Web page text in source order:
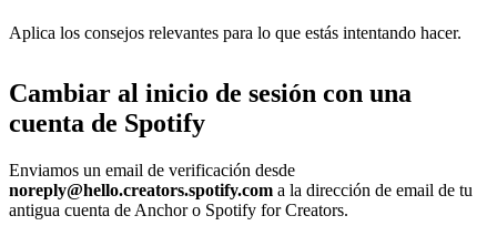
Aplica los consejos relevantes para lo que estás intentando hacer.
Cambiar al inicio de sesión con una
cuenta de Spotify
Enviamos un email de verificación desde
noreply@hello.creators.spotify.com a la dirección de email de tu
antigua cuenta de Anchor o Spotify for Creators.